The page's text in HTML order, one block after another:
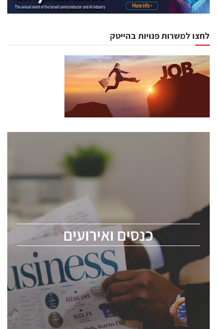
לחצו למשרות פנויות בהייטק
כנסים ואירועים
כנסים ואירועים
לכל העוסקים בתעשיית הסמיקונדקטור כולל מהנדסים,
מומחים מקצועיים ובכירים.
ChipEx2026 will be held on May 12-13, 2026. The
conference is intended for everyone involved in the
semiconductor industry, including engineers,
professional experts, and senior executives.
לחץ לפרטים